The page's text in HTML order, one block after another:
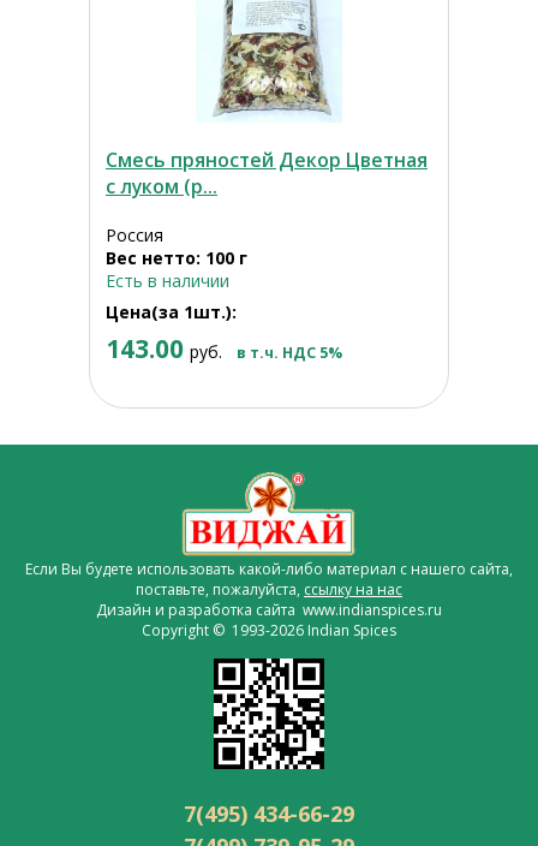
Смесь пряностей Декор Цветная
с луком (р...
Россия
Вес нетто: 100 г
Есть в наличии
Цена(за 1шт.):
143.00 руб. в т.ч. НДС 5%
Если Вы будете использовать какой-либо материал с нашего сайта,
поставьте, пожалуйста, ссылку на нас
Дизайн и разработка сайта www.indianspices.ru
Copyright © 1993-2026 Indian Spices
7(495) 434-66-29